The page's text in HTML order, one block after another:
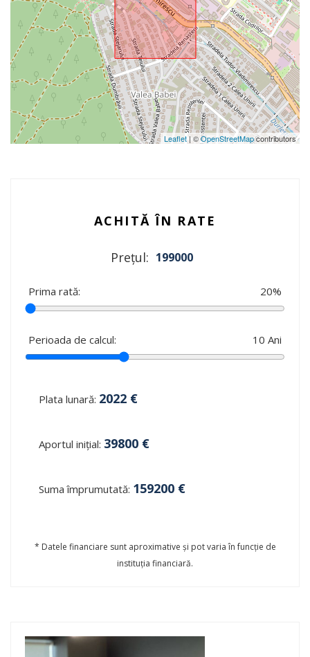
Leaflet | ©OpenStreetMapcontributors
ACHITĂ ÎN RATE
Prețul: 199000
Prima rată: 20%
Perioada de calcul: 10 Ani
Plata lunară: 2022 €
Aportul inițial: 39800 €
Suma împrumutată: 159200 €
* Datele financiare sunt aproximative și pot varia în funcție de
instituția financiară.